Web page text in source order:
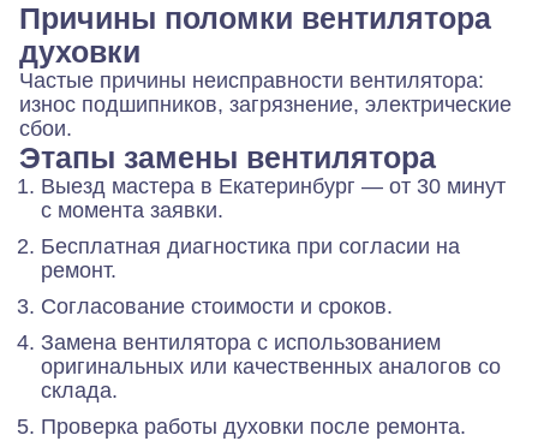
Причины поломки вентилятора
духовки
Частые причины неисправности вентилятора:
износ подшипников, загрязнение, электрические
сбои.
Этапы замены вентилятора
Выезд мастера в Екатеринбург — от 30 минут
с момента заявки.
Бесплатная диагностика при согласии на
ремонт.
Согласование стоимости и сроков.
Замена вентилятора с использованием
оригинальных или качественных аналогов со
склада.
Проверка работы духовки после ремонта.